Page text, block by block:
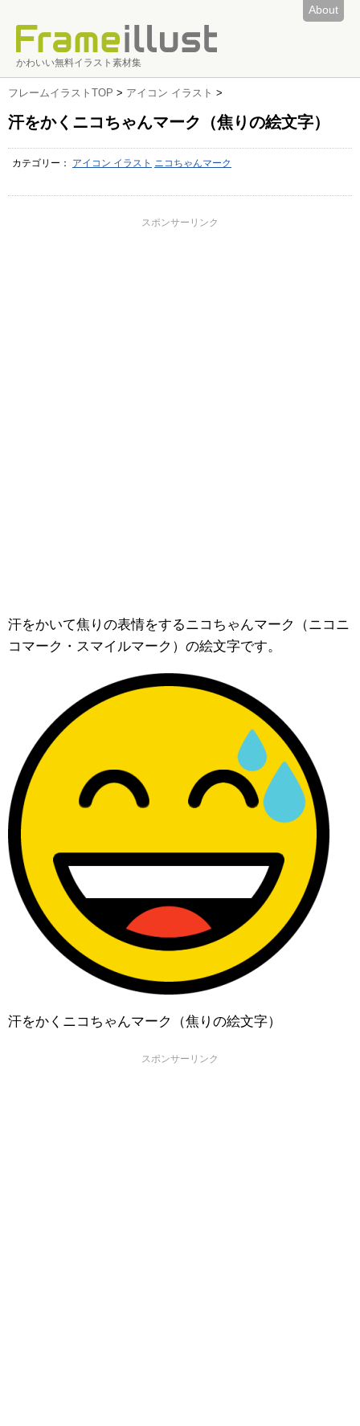
About
かわいい無料イラスト素材集
フレームイラストTOP > アイコン イラスト >
汗をかくニコちゃんマーク（焦りの絵文字）
カテゴリー： アイコン イラスト ニコちゃんマーク
スポンサーリンク
汗をかいて焦りの表情をするニコちゃんマーク（ニコニ
コマーク・スマイルマーク）の絵文字です。
汗をかくニコちゃんマーク（焦りの絵文字）
スポンサーリンク